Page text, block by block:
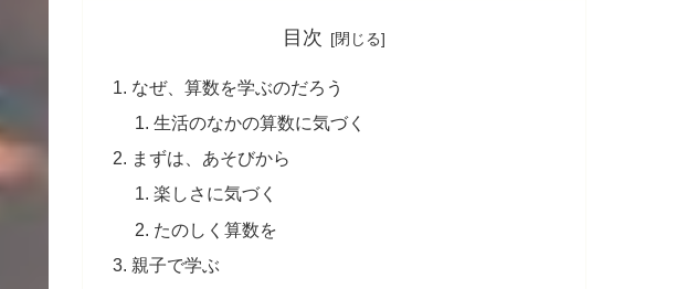
目次
なぜ、算数を学ぶのだろう
生活のなかの算数に気づく
まずは、あそびから
楽しさに気づく
たのしく算数を
親子で学ぶ